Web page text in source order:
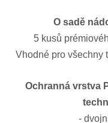
O sadě
5 kusů
Vhodné pro všechny
Ochranná vrstva
-